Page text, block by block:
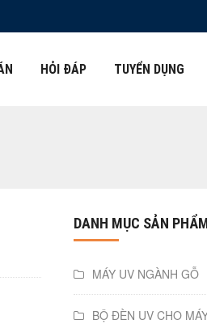
HỎI ĐÁP TUYỂN DỤNG
DANH MỤC SẢN
MÁY UV NGÀNH GỖ
BỘ ĐÈN UV CHO